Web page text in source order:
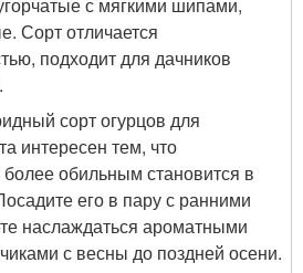
Сорт отличается
подходит для дачников
сорт огурцов для
интересен тем, что
обильным становится в
его в пару с ранними
наслаждаться ароматными
с весны до поздней осени.